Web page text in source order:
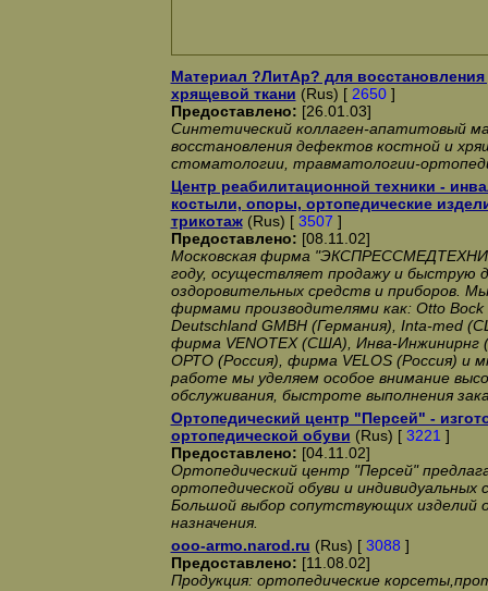
Материал ?ЛитАр? для
хрящевой ткани (Rus) [ 2650]
Предоставлено: [26.01.03]
Синтетический коллаген-апатитовый
восстановления дефектов костной и
стоматологии, травматологии-
Центр реабилитационной техники -
костыли, опоры, ортопедические
трикотаж(Rus) [ 3507 ]
Предоставлено: [08.11.02]
Московская фирма
году, осуществляет продажу и быструю
оздоровительных средств и приборов.
фирмами производителями как: Otto Bock
Deutschland GMBH (Германия), Inta-med
фирма VENOTEX (США), Инва-Инжинирнг
ОРТО (Россия), фирма VELOS (Россия) и
работе мы уделяем особое внимание
обслуживания, быстроте выполнения
Ортопедический центр "Персей" -
ортопедической обуви (Rus) [ 3221 ]
Предоставлено: [04.11.02]
Ортопедический центр "Персей"
ортопедической обуви и
Большой выбор сопутствующих изделий
назначения.
ooo-armo.narod.ru (Rus) [ 3088 ]
Предоставлено: [11.08.02]
Продукция: ортопедические